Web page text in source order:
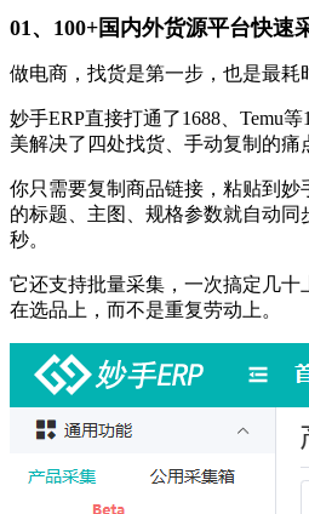
01、100+国内外货源平台快速
做电商，找货是第一步，也是最耗
妙手ERP直接打通了1688、Temu
美解决了四处找货、手动复制的痛
你只需要复制商品链接，粘贴到妙
的标题、主图、规格参数就自动同
秒。
它还支持批量采集，一次搞定几
在选品上，而不是重复劳动上。